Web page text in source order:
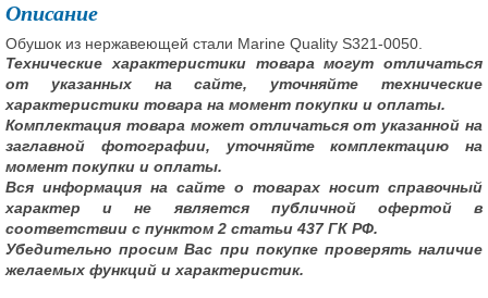
Описание
Обушок из нержавеющей стали Marine Quality S321-0050.
Технические характеристики товара могут отличаться
от указанных на сайте, уточняйте технические
характеристики товара на момент покупки и оплаты.
Комплектация товара может отличаться от указанной на
заглавной фотографии, уточняйте комплектацию на
момент покупки и оплаты.
Вся информация на сайте о товарах носит справочный
характер и не является публичной офертой в
соответствии с пунктом 2 статьи 437 ГК РФ.
Убедительно просим Вас при покупке проверять наличие
желаемых функций и характеристик.